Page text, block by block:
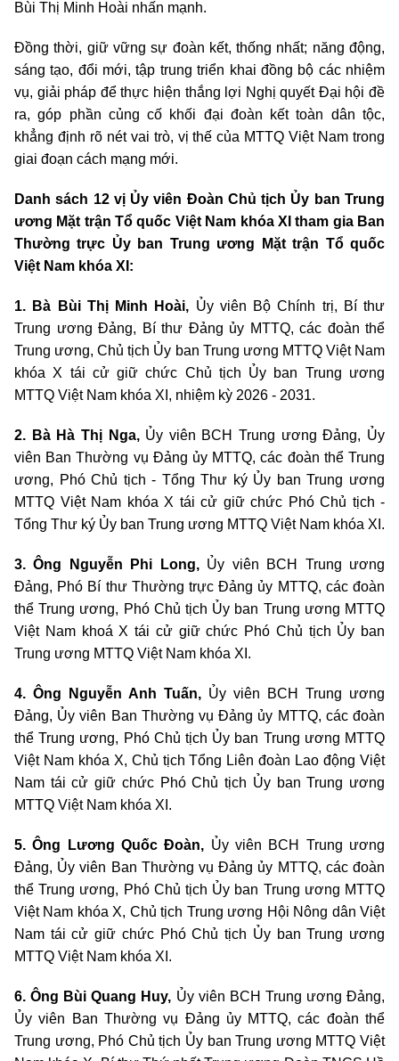
Bùi Thị Minh Hoài nhấn mạnh.
Đồng thời, giữ vững sự đoàn kết, thống nhất; năng động,
sáng tạo, đổi mới, tập trung triển khai đồng bộ các nhiệm
vụ, giải pháp để thực hiện thắng lợi Nghị quyết Đại hội đề
ra, góp phần củng cố khối đại đoàn kết toàn dân tộc,
khẳng định rõ nét vai trò, vị thế của MTTQ Việt Nam trong
giai đoạn cách mạng mới.
Danh sách 12 vị Ủy viên Đoàn Chủ tịch Ủy ban Trung
ương Mặt trận Tổ quốc Việt Nam khóa XI tham gia Ban
Thường trực Ủy ban Trung ương Mặt trận Tổ quốc
Việt Nam khóa XI:
1. Bà Bùi Thị Minh Hoài, Ủy viên Bộ Chính trị, Bí thư
Trung ương Đảng, Bí thư Đảng ủy MTTQ, các đoàn thể
Trung ương, Chủ tịch Ủy ban Trung ương MTTQ Việt Nam
khóa X tái cử giữ chức Chủ tịch Ủy ban Trung ương
MTTQ Việt Nam khóa XI, nhiệm kỳ 2026 - 2031.
2. Bà Hà Thị Nga,Ủy viên BCH Trung ương Đảng, Ủy
viên Ban Thường vụ Đảng ủy MTTQ, các đoàn thể Trung
ương, Phó Chủ tịch - Tổng Thư ký Ủy ban Trung ương
MTTQ Việt Nam khóa X tái cử giữ chức Phó Chủ tịch -
Tổng Thư ký Ủy ban Trung ương MTTQ Việt Nam khóa XI.
3. Ông Nguyễn Phi Long,Ủy viên BCH Trung ương
Đảng, Phó Bí thư Thường trực Đảng ủy MTTQ, các đoàn
thể Trung ương, Phó Chủ tịch Ủy ban Trung ương MTTQ
Việt Nam khoá X tái cử giữ chức Phó Chủ tịch Ủy ban
Trung ương MTTQ Việt Nam khóa XI.
4. Ông Nguyễn Anh Tuấn, Ủy viên BCH Trung ương
Đảng, Ủy viên Ban Thường vụ Đảng ủy MTTQ, các đoàn
thể Trung ương, Phó Chủ tịch Ủy ban Trung ương MTTQ
Việt Nam khóa X, Chủ tịch Tổng Liên đoàn Lao động Việt
Nam tái cử giữ chức Phó Chủ tịch Ủy ban Trung ương
MTTQ Việt Nam khóa XI.
5. Ông Lương Quốc Đoàn, Ủy viên BCH Trung ương
Đảng, Ủy viên Ban Thường vụ Đảng ủy MTTQ, các đoàn
thể Trung ương, Phó Chủ tịch Ủy ban Trung ương MTTQ
Việt Nam khóa X, Chủ tịch Trung ương Hội Nông dân Việt
Nam tái cử giữ chức Phó Chủ tịch Ủy ban Trung ương
MTTQ Việt Nam khóa XI.
6. Ông Bùi Quang Huy, Ủy viên BCH Trung ương Đảng,
Ủy viên Ban Thường vụ Đảng ủy MTTQ, các đoàn thể
Trung ương, Phó Chủ tịch Ủy ban Trung ương MTTQ Việt